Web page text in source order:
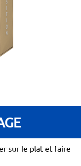
sur le plat et faire